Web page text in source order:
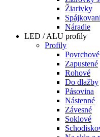
Žiarivky
Náradie
LED / ALU profily
Profily
Povrchové
Zapustené
Rohové
Do dlažby
Pásovina
Nástenné
Závesné
Soklové